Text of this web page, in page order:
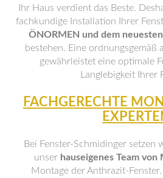
Ihr Haus verdient das Beste.
fachkundige Installation Ihrer
ÖNORMEN und dem
bestehen. Eine ordnungsgemäß
gewährleistet eine optimale
Langlebigkeit Ihrer
FACHGERECHTE
Bei Fenster-Schmidinger setzen
unser hauseigenes Team
Montage der Anthrazit-